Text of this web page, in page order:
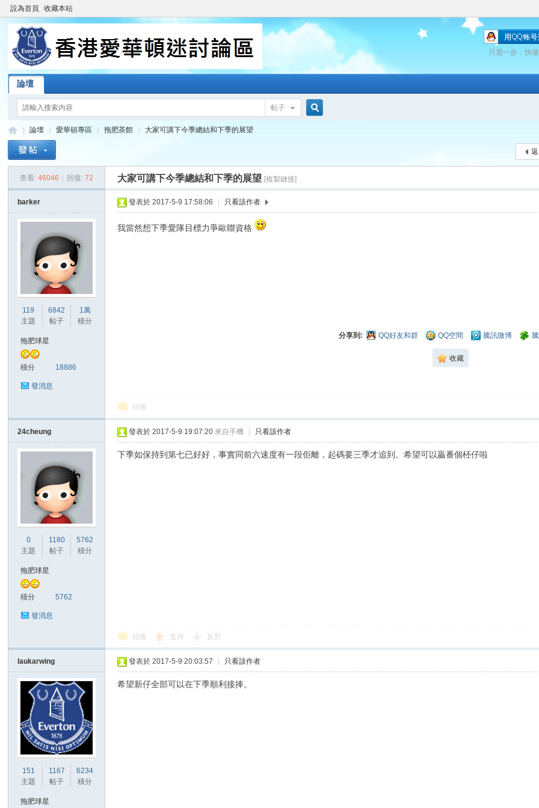
設為首頁 收藏本站
只需一步，快
論壇
帖子
愛
»
論壇
›
愛華頓專區
›
拖肥茶館
›
大家可講下今季總結和下季的展望
查看: 46046 回復: 72 大家可講下今季總結和下季的展望 [複製鏈接]
barker
119
主題
6842
帖子
1萬
積分
拖肥球星
積分 18886
發消息
發表於 2017-5-9 17:58:06 只看該作者
我當然想下季愛隊目標力爭歐聯資格
分享到: QQ好友和群 QQ空間 騰訊微博
收藏
回復
24cheung
0
主題
1180
帖子
5762
積分
拖肥球星
積分 5762
發消息
發表於 2017-5-9 19:07:20 來自手機 只看該作者
下季如保持到第七已好好，事實同前六速度有一段佢離，起碼要三季才追到。希望可以贏番個柸仔啦
回復 支持 反對
laukarwing
151
主題
1167
帖子
6234
積分
拖肥球星
發表於 2017-5-9 20:03:57 只看該作者
希望新仔全部可以在下季順利接捧。